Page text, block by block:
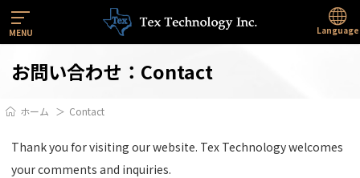
MENU Language
お問い合わせ：Contact
ホーム Contact
Thank you for visiting our website. Tex Technology welcomes
your comments and inquiries.